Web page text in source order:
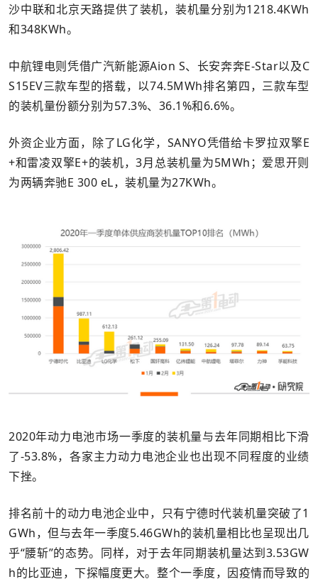
沙中联和北京天路提供了装机，装机量分别为1218.4KWh
和348KWh。
中航锂电则凭借广汽新能源Aion S、长安奔奔E-Star以及C
S15EV三款车型的搭载，以74.5MWh排名第四，三款车型
的装机量份额分别为57.3%、36.1%和6.6%。
外资企业方面，除了LG化学，SANYO凭借给卡罗拉双擎E
+和雷凌双擎E+的装机，3月总装机量为5MWh；爱思开则
为两辆奔驰E 300 eL，装机量为27KWh。
2020年动力电池市场一季度的装机量与去年同期相比下滑
了-53.8%，各家主力动力电池企业也出现不同程度的业绩
下挫。
排名前十的动力电池企业中，只有宁德时代装机量突破了1
GWh，但与去年一季度5.46GWh的装机量相比也呈现出几
乎“腰斩”的态势。同样，对于去年同期装机量达到3.53GW
h的比亚迪，下探幅度更大。整个一季度，因疫情而导致的